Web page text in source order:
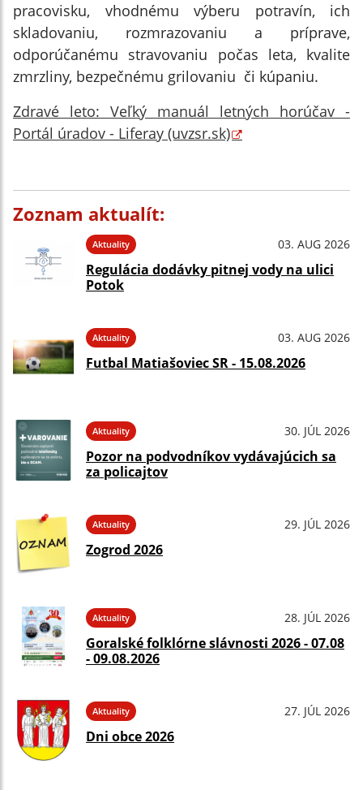
pracovisku, vhodnému výberu potravín, ich
skladovaniu, rozmrazovaniu a príprave,
odporúčanému stravovaniu počas leta, kvalite
zmrzliny, bezpečnému grilovaniu či kúpaniu.
Zdravé leto: Veľký manuál letných horúčav -
Portál úradov - Liferay (uvzsr.sk)
Zoznam aktualít:
Aktuality 03. AUG 2026
Regulácia dodávky pitnej vody na ulici
Potok
Aktuality 03. AUG 2026
Futbal Matiašoviec SR - 15.08.2026
Aktuality 30. JÚL 2026
Pozor na podvodníkov vydávajúcich sa
za policajtov
Aktuality 29. JÚL 2026
Zogrod 2026
Aktuality 28. JÚL 2026
Goralské folklórne slávnosti 2026 - 07.08
- 09.08.2026
Aktuality 27. JÚL 2026
Dni obce 2026